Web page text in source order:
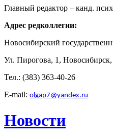
Главный редактор – канд.
Адрес редколлегии:
Новосибирский
Ул. Пирогова, 1, Новосибирск,
Тел.: (383) 363-40-26
E-mail: olgap7@yandex.ru
Новости